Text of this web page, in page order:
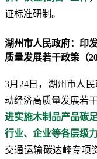
证标准研制。
湖州市人民政府：印
质量发展若干政策（
3月24日，湖州市人
动经济高质量发展若
进实施木制品产品碳
行业、企业等各层级
交通运输碳达峰专项